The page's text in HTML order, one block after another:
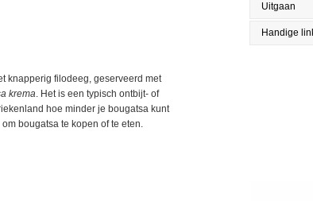
knapperig filodeeg, geserveerd met
krema. Het is een typisch ontbijt- of
hoe minder je bougatsa kunt
bougatsa te kopen of te eten.
Uitgaan
Handige